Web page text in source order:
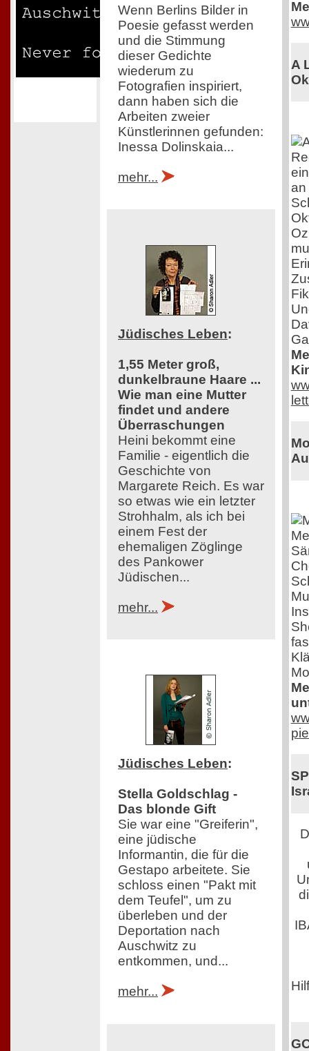
Wenn Berlins Bilder in
Poesie gefasst werden
und die Stimmung
dieser Gedichte
wiederum zu
Fotografien inspiriert,
dann haben sich die
Arbeiten zweier
Künstlerinnen gefunden:
Inessa Dolinskaia...
mehr...
Jüdisches Leben:
1,55 Meter groß,
dunkelbraune Haare ...
Wie man eine Mutter
findet und andere
Überraschungen
Heini bekommt eine
Familie - eigentlich die
Geschichte von
Margarete Reich. Es war
so etwas wie ein letzter
Strohhalm, als ich bei
einem Fest der
ehemaligen Zöglinge
des Pankower
Jüdischen...
mehr...
Jüdisches Leben:
Stella Goldschlag -
Das blonde Gift
Sie war eine "Greiferin",
eine jüdische
Informantin, die für die
Gestapo arbeitete. Sie
schloss einen "Pakt mit
dem Teufel", um zu
überleben und der
Deportation nach
Auschwitz zu
entkommen, und...
mehr...
A
an